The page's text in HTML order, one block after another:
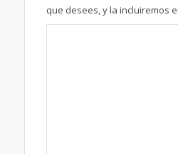
que desees, y la incluiremos